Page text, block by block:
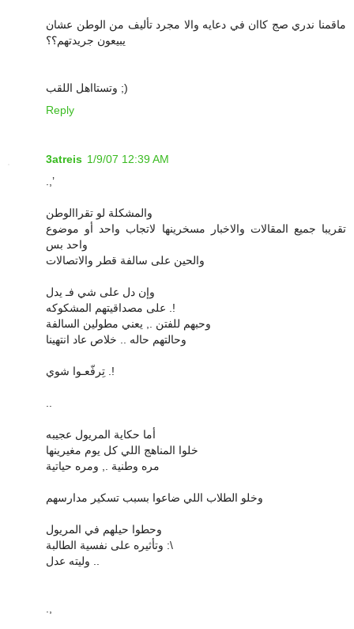
ماقمنا ندري صج كاان في دعايه والا مجرد تأليف من الوطن عشان
يبيعون جريدتهم؟؟
وتستااهل اللقب ;)
Reply
3atreis 1/9/07 12:39 AM
.,’
والمشكلة لو تقراالوطن
تقريبا جميع المقالات والاخبار مسخرينها لاتجاب واحد أو موضوع
واحد بس
والحين على سالفة قطر والاتصالات
وإن دل على شي فـ يدل
على مصداقيتهم المشكوكه .!
وحبهم للفتن ., يعني مطولين السالفة
وحالتهم حاله .. خلاص عاد انتهينا
تِرفّعـوا شوي .!
أما حكاية المريول عجيبه
خلوا المناهج اللي كل يوم مغيرينها
مره وطنية ., ومره حياتية
وخلو الطلاب اللي ضاعوا بسبب تسكير مدارسهم
وحطوا حيلهم في المريول
وتأثيره على نفسية الطالبة :\